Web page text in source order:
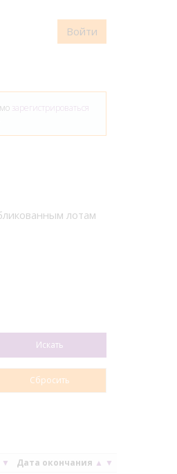
Войти
зарегистрироваться
лотам
▼ Дата окончания ▲ ▼